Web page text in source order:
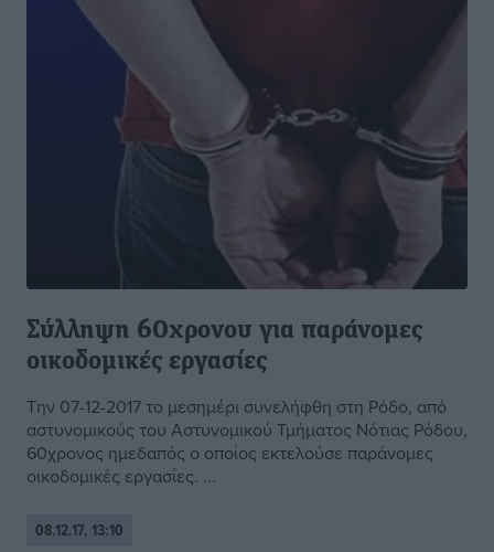
Σύλληψη 60χρονου για παράνομες
οικοδομικές εργασίες
Την 07-12-2017 το μεσημέρι συνελήφθη στη Ρόδο, από
αστυνομικούς του Αστυνομικού Τμήματος Νότιας Ρόδου,
60χρονος ημεδαπός ο οποίος εκτελούσε παράνομες
οικοδομικές εργασίες. ...
08.12.17, 13:10